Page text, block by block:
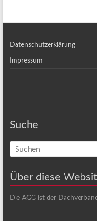
Datenschutzerklärung
Impressum
Suche
Über diese
Die AGG ist der